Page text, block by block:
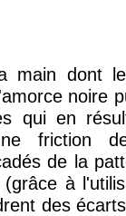
main dont
noire
qui en
friction
de la
à
des